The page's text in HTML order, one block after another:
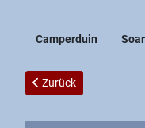
Camperduin
Vorheriger Beitrag:
Zurück